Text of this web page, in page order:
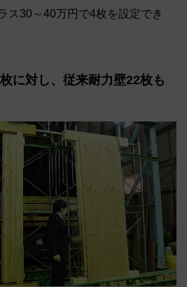
ス30～40万円で4枚を設定でき
に対し、従来耐力壁22枚も